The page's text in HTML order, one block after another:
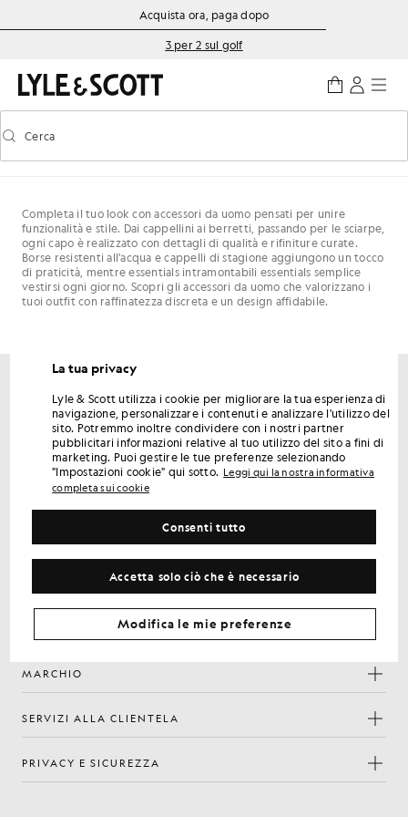
Vai al contenuto principale
Informazioni sull'accessibilitàAcquista ora, paga dopo
3 per 2 sul golf
Attiva/disattiva la ricerca predittiva
Cerca
Completa il tuo look con accessori da uomo pensati per unire
funzionalità e stile. Dai cappellini ai berretti, passando per le sciarpe,
ogni capo è realizzato con dettagli di qualità e rifiniture curate.
Borse resistenti all'acqua e cappelli di stagione aggiungono un tocco
di praticità, mentre essentials intramontabili essentials semplice
vestirsi ogni giorno. Scopri gli accessori da uomo che valorizzano i
tuoi outfit con raffinatezza discreta e un design affidabile.
Ottieni uno sconto del 15% sul tuo primo ordine
Iscriviti per ricevere offerte riservate ai soci, accesso anticipato
e premi.
Indirizzo e-mail Iscriviti
Iscrivendoti confermi di aver letto e accettato
privacy
Preferenze sui cookie
Facebook
Instagram
YouTube
TikTok
MARCHIO
SERVIZI ALLA CLIENTELA
PRIVACY E SICUREZZA
La tua privacy
Lyle & Scott utilizza i cookie per migliorare la tua esperienza di
navigazione, personalizzare i contenuti e analizzare l'utilizzo del
sito. Potremmo inoltre condividere con i nostri partner
pubblicitari informazioni relative al tuo utilizzo del sito a fini di
marketing. Puoi gestire le tue preferenze selezionando
"Impostazioni cookie" qui sotto. Leggi qui la nostra informativa
completa sui cookie
Accetta solo ciò che è necessario
Consenti tutto
Modifica le mie preferenze